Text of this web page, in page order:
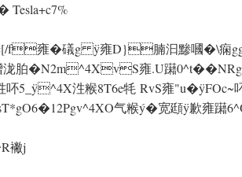
Tesla+c7%
f雍�礒g ÿ雍D}腩汩黪嘓�\痫
泷胉�N2m^4XvS雍.U躤
吥5_ ÿ^4X泩糇8T6e牦 RvS雍"u�
Pgv^4XO气糇ý�宽頲 ÿ
襒j